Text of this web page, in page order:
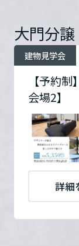
[MISAWA
住まいの売却
こ
多彩な動画やこだ
まいづくりを楽し
これから
土地活用の基礎か
に役立つ多彩な情
ホームラウンジ
これ
実例動画や基礎知
ームの具体策とア
ホームラウンジ リ
分譲用地
すべてのフィール
のまちづくりを実現
ミサワゼネラルソ
ミサワホームオー
ツや、ミサワホー
ミサワオーナーズ
環境活動
採用情報
中途採用
障がい者採用
ウエルネス事業
大門分
【予約
会場2】
建物見学会
詳細
関東
茨城県
栃木県
群馬県
埼玉県
開催日時
お問い合
わせ